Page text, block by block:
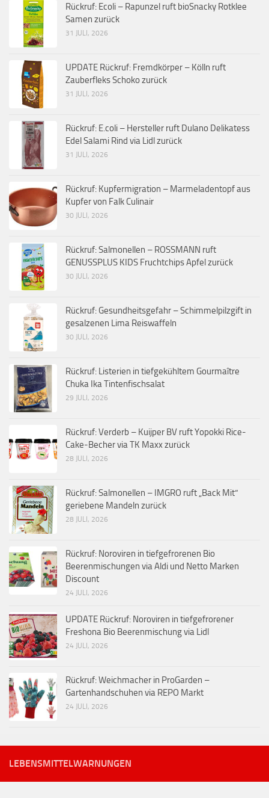
Rückruf: Ecoli – Rapunzel ruft bioSnacky Rotklee
Samen zurück
31 JULI, 2026
UPDATE Rückruf: Fremdkörper – Kölln ruft
Zauberfleks Schoko zurück
31 JULI, 2026
Rückruf: E.coli – Hersteller ruft Dulano Delikatess
Edel Salami Rind via Lidl zurück
31 JULI, 2026
Rückruf: Kupfermigration – Marmeladentopf aus
Kupfer von Falk Culinair
30 JULI, 2026
Rückruf: Salmonellen – ROSSMANN ruft
GENUSSPLUS KIDS Fruchtchips Apfel zurück
30 JULI, 2026
Rückruf: Gesundheitsgefahr – Schimmelpilzgift in
gesalzenen Lima Reiswaffeln
30 JULI, 2026
Rückruf: Listerien in tiefgekühltem Gourmaître
Chuka Ika Tintenfischsalat
29 JULI, 2026
Rückruf: Verderb – Kuijper BV ruft Yopokki Rice-
Cake-Becher via TK Maxx zurück
28 JULI, 2026
Rückruf: Salmonellen – IMGRO ruft „Back Mit“
geriebene Mandeln zurück
28 JULI, 2026
Rückruf: Noroviren in tiefgefrorenen Bio
Beerenmischungen via Aldi und Netto Marken
Discount
24 JULI, 2026
UPDATE Rückruf: Noroviren in tiefgefrorener
Freshona Bio Beerenmischung via Lidl
24 JULI, 2026
Rückruf: Weichmacher in ProGarden –
Gartenhandschuhen via REPO Markt
24 JULI, 2026
LEBENSMITTELWARNUNGEN